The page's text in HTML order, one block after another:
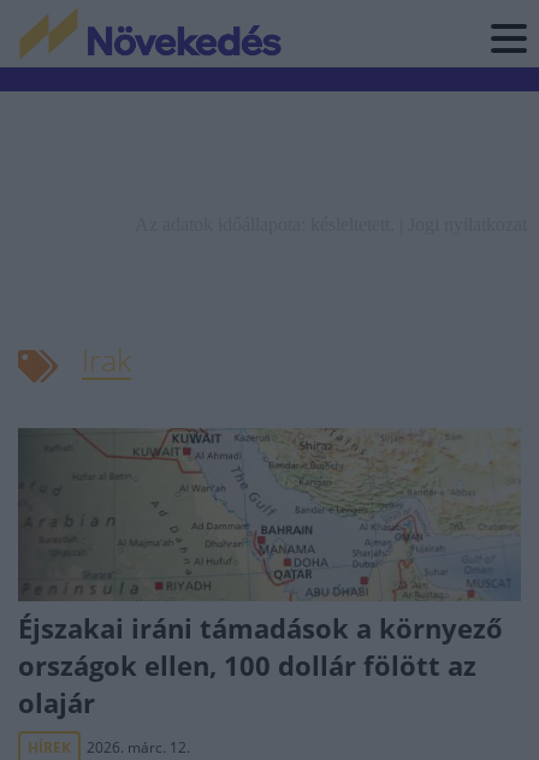
Irak
Éjszakai iráni támadások a környező
országok ellen, 100 dollár fölött az
olajár
HÍREK 2026. márc. 12.